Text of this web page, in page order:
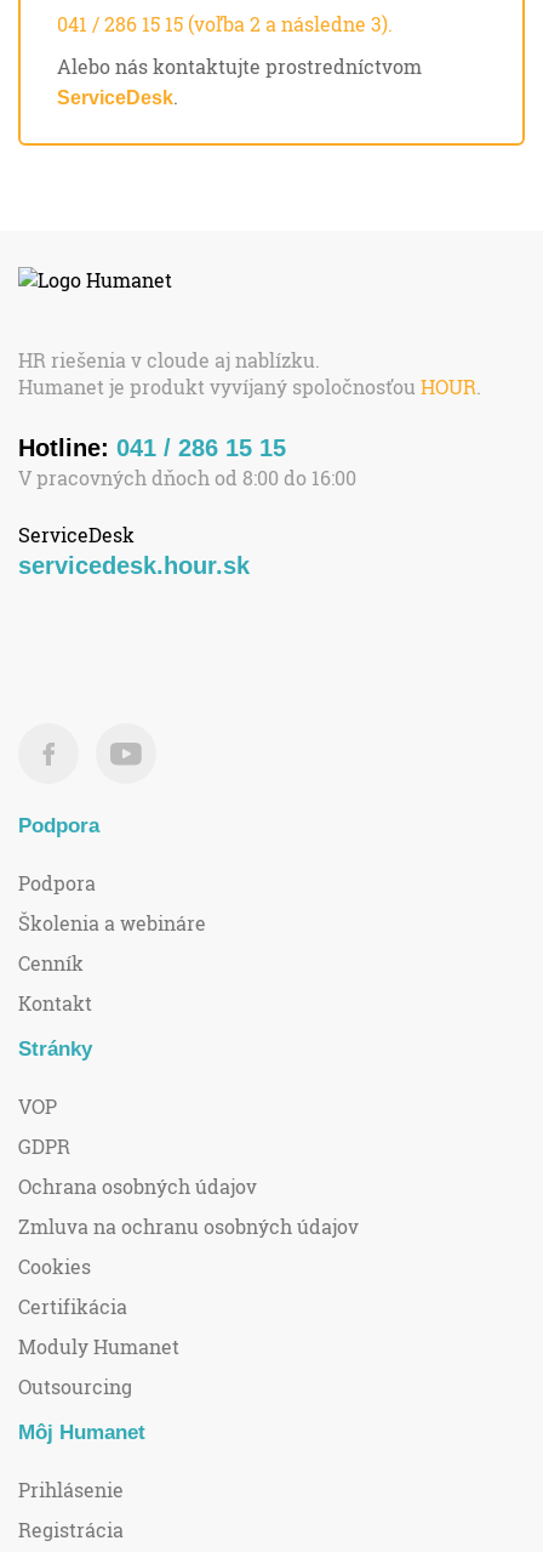
041 / 286 15 15 (voľba 2 a následne 3).
Alebo nás kontaktujte prostredníctvom
ServiceDesk.
HR riešenia v cloude aj nablízku.
Humanet je produkt vyvíjaný spoločnosťou HOUR
Hotline: 041 / 286 15 15
V pracovných dňoch od 8:00 do 16:00
ServiceDesk
servicedesk.hour.sk
Podpora
Podpora
Školenia a webináre
Cenník
Kontakt
Stránky
VOP
GDPR
Ochrana osobných údajov
Zmluva na ochranu osobných údajov
Cookies
Certifikácia
Moduly Humanet
Outsourcing
Môj Humanet
Prihlásenie
Registrácia